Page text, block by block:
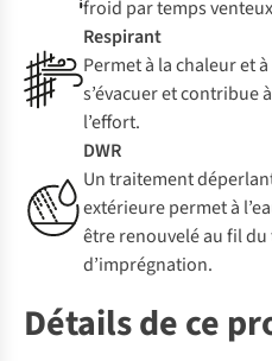
froid par temps
Respirant
Permet à la chaleur et
s’évacuer et
l’effort.
DWR
Un traitement
extérieure permet à
être renouvelé au fil
d’imprégnation.
Détails de ce